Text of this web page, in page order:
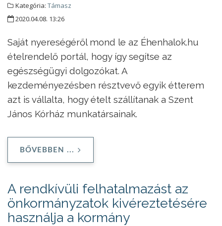
Kategória: Támasz
2020.04.08. 13:26
Saját nyereségéről mond le az Éhenhalok.hu
ételrendelő portál, hogy így segítse az
egészségügyi dolgozókat. A
kezdeményezésben résztvevő egyik étterem
azt is vállalta, hogy ételt szállítanak a Szent
János Kórház munkatársainak.
BŐVEBBEN ...
A rendkívüli felhatalmazást az
önkormányzatok kivéreztetésére
használja a kormány